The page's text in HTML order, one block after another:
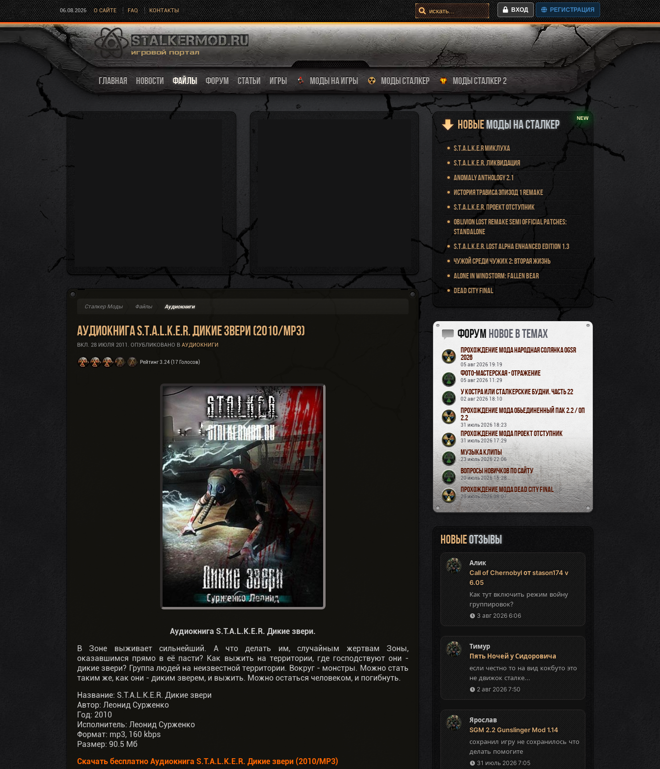
06.08.2026 О САЙТЕ FAQ КОНТАКТЫ ВХОД РЕГИСТРАЦИЯ
ГЛАВНАЯ НОВОСТИ ФАЙЛЫ ФОРУМ СТАТЬИ ИГРЫ МОДЫ НА ИГРЫ МОДЫ СТАЛКЕР МОДЫ СТАЛКЕР 2
Сталкер Моды Файлы Аудиокниги
Аудиокнига S.T.A.L.K.E.R. Дикие звери (2010/MP3)
ВКЛ. 28 ИЮЛЯ 2011 . ОПУБЛИКОВАНО В АУДИОКНИГИ
Рейтинг 3.24 (17 Голосов)
Аудиокнига S.T.A.L.K.E.R. Дикие звери.
В Зоне выживает сильнейший. А что делать им, случайным жертвам Зоны,
оказавшимся прямо в её пасти? Как выжить на территории, где господствуют они -
дикие звери? Группа людей на неизвестной территории. Вокруг - монстры. Можно стать
таким же, как они - диким зверем, и выжить. Можно остаться человеком, и погибнуть.
Название: S.T.A.L.K.E.R. Дикие звери
Автор: Леонид Сурженко
Год: 2010
Исполнитель: Леонид Сурженко
Формат: mp3, 160 kbps
Размер: 90.5 Мб
Скачать бесплатно Аудиокнига S.T.A.L.K.E.R. Дикие звери (2010/MP3)
НовыеМоды на Сталкер
S.T.A.L.K.E.R Миклуха
S.T.A.L.K.E.R. Ликвидация
Anomaly Anthology 2.1
История Трависа Эпизод 1 Remake
S.T.A.L.K.E.R. Проект Отступник
Oblivion Lost Remake Semi Official Patches:
Standalone
S.T.A.L.K.E.R. Lost Alpha Enhanced Edition 1.3
Чужой среди чужих 2: Вторая жизнь
Alone in Windstorm: Fallen Bear
Dead City Final
Форум новое в темах
Прохождение мода Народная Солянка OGSR
2026
05 авг 2026 19:19
Фото-мастерская - Отражение
05 авг 2026 11:29
У Костра или Сталкерские будни. Часть 22
02 авг 2026 18:10
Прохождение мода Обьединенный Пак 2.2 / ОП
2.2
31 июль 2026 18:23
Прохождение мода Проект Отступник
31 июль 2026 17:29
Музыка Клипы
23 июль 2026 22:06
Вопросы новичков по сайту
20 июль 2026 15:28
Прохождение мода Dead City Final
20 июль 2026 08:07
Новыеотзывы
Алик
Call of Chernobyl от stason174 v
6.05
Как тут включить режим войну
группировок?
3 авг 2026 6:06
Тимур
Пять Ночей у Сидоровича
если честно то на вид кокбуто это
не движок сталке...
2 авг 2026 7:50
Ярослав
SGM 2.2 Gunslinger Mod 1.14
сохранил игру не сохранилось что
делать помогите
31 июль 2026 7:05